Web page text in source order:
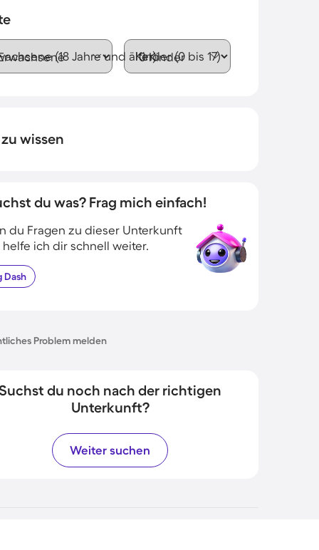
(18 Jahre und älter)Kinder (0 bis 17)
wissen
du was? Frag mich einfach!
du Fragen zu dieser Unterkunft
helfe ich dir schnell weiter.
Dash
Problem melden
du noch nach der richtigen
Unterkunft?
Weiter suchen